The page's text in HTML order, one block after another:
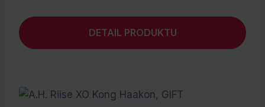
DETAIL PRODUKTU